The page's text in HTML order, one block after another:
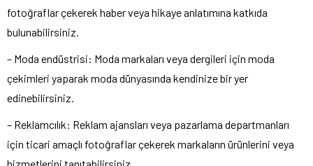
fotoğraflar çekerek haber veya hikaye anlatımına katkıda
bulunabilirsiniz.
– Moda endüstrisi: Moda markaları veya dergileri için moda
çekimleri yaparak moda dünyasında kendinize bir yer
edinebilirsiniz.
– Reklamcılık: Reklam ajansları veya pazarlama departmanları
için ticari amaçlı fotoğraflar çekerek markaların ürünlerini veya
hizmetlerini tanıtabilirsiniz.